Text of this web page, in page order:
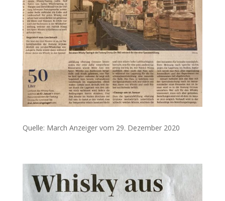
Quelle: March Anzeiger vom 29. Dezember 2020